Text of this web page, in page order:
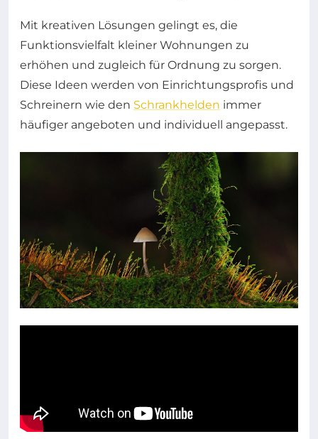
Mit kreativen Lösungen gelingt es, die
Funktionsvielfalt kleiner Wohnungen zu
erhöhen und zugleich für Ordnung zu sorgen.
Diese Ideen werden von Einrichtungsprofis und
Schreinern wie den Schrankhelden immer
häufiger angeboten und individuell angepasst.